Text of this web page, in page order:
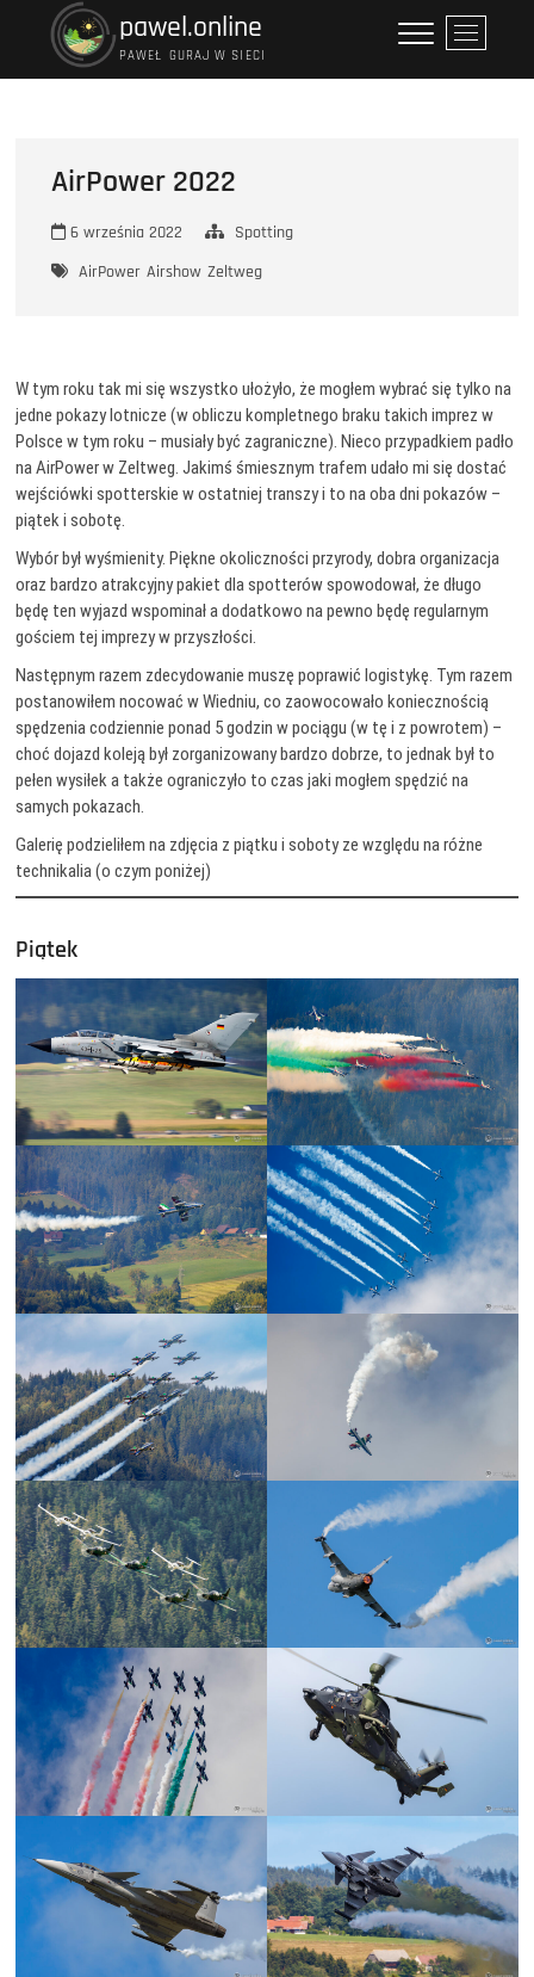
pawel.online
PAWEŁ GURAJ W SIECI
P
r
z
AirPower 2022
6 września 2022
Spotting
AirPower Airshow Zeltweg
W tym roku tak mi się wszystko ułożyło, że mogłem wybrać się tylko na
jedne pokazy lotnicze (w obliczu kompletnego braku takich imprez w
Polsce w tym roku – musiały być zagraniczne). Nieco przypadkiem padło
na AirPower w Zeltweg. Jakimś śmiesznym trafem udało mi się dostać
wejściówki spotterskie w ostatniej transzy i to na oba dni pokazów –
piątek i sobotę.
Wybór był wyśmienity. Piękne okoliczności przyrody, dobra organizacja
oraz bardzo atrakcyjny pakiet dla spotterów spowodował, że długo
będę ten wyjazd wspominał a dodatkowo na pewno będę regularnym
gościem tej imprezy w przyszłości.
Następnym razem zdecydowanie muszę poprawić logistykę. Tym razem
postanowiłem nocować w Wiedniu, co zaowocowało koniecznością
spędzenia codziennie ponad 5 godzin w pociągu (w tę i z powrotem) –
choć dojazd koleją był zorganizowany bardzo dobrze, to jednak był to
pełen wysiłek a także ograniczyło to czas jaki mogłem spędzić na
samych pokazach.
Galerię podzieliłem na zdjęcia z piątku i soboty ze względu na różne
technikalia (o czym poniżej)
Piątek